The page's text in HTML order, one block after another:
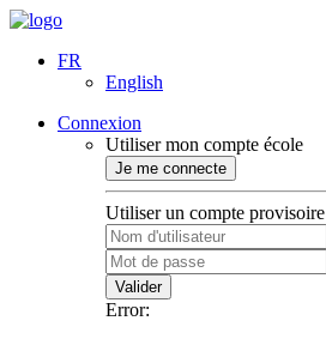
FR
English
Connexion
Utiliser mon compte école
Je me connecte
Utiliser un compte provisoire
Valider
Error: